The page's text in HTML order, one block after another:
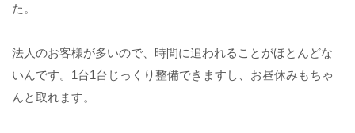
た。
法人のお客様が多いので、時間に追われることがほとんどな
いんです。1台1台じっくり整備できますし、お昼休みもちゃ
んと取れます。